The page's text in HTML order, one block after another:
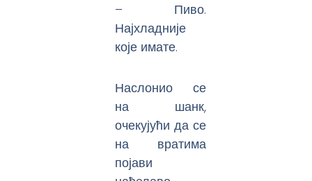
– Пиво.
Најхладније
које имате.
Наслонио се
на шанк,
очекујући да се
на вратима
појави